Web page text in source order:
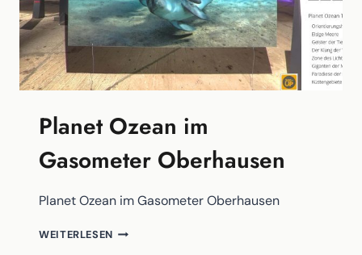
Planet Ozean im
Gasometer Oberhausen
Planet Ozean im Gasometer Oberhausen
WEITERLESEN PLANET